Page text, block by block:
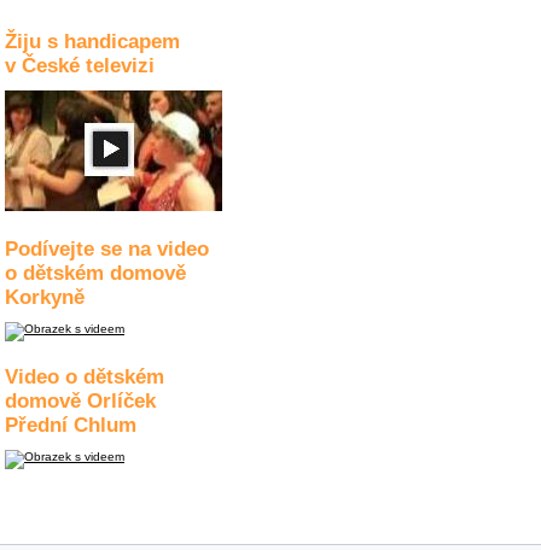
Žiju s handicapem
v České televizi
Podívejte se na video
o dětském domově
Korkyně
Video o dětském
domově Orlíček
Přední Chlum